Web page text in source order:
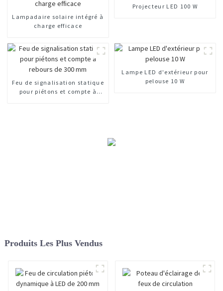
Lampadaire solaire intégré à
charge efficace
Projecteur LED 100 W
Feu de signalisation statique
pour piétons et compte à
Lampe LED d'extérieur pour
pelouse 10 W
Produits Les Plus Vendus